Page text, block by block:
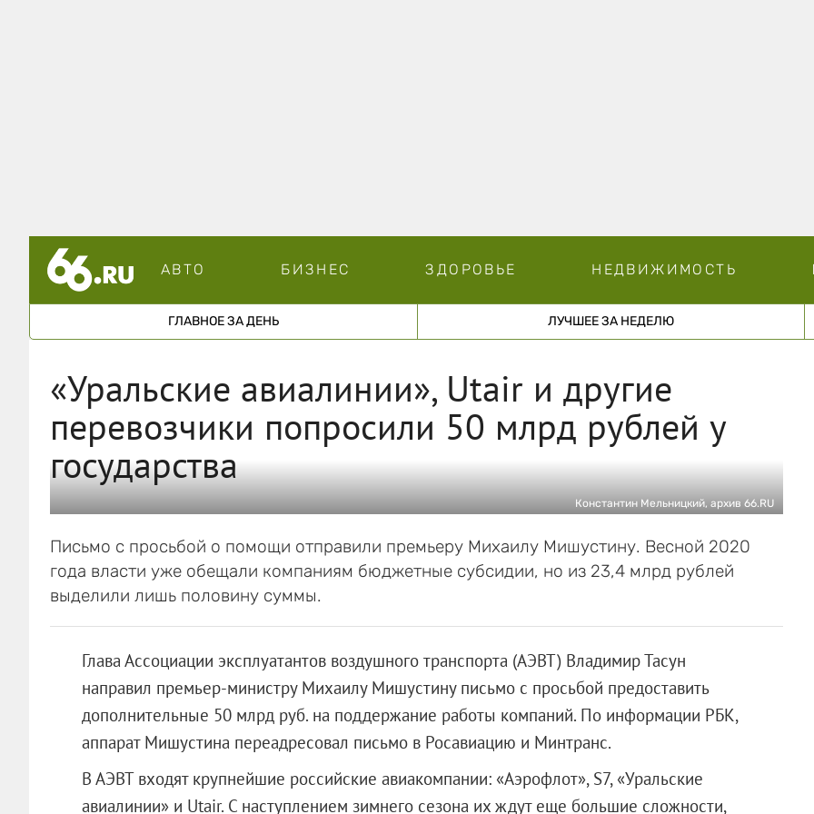
АВТО БИЗНЕС ЗДОРОВЬЕ НЕДВИЖИМОСТЬ
ГЛАВНОЕ ЗА ДЕНЬ ЛУЧШЕЕ ЗА НЕДЕЛЮ
«Уральские авиалинии», Utair и другие
перевозчики попросили 50 млрд рублей у
государства
Константин Мельницкий, архив 66.RU
Письмо с просьбой о помощи отправили премьеру Михаилу Мишустину. Весной 2020
года власти уже обещали компаниям бюджетные субсидии, но из 23,4 млрд рублей
выделили лишь половину суммы.
Глава Ассоциации эксплуатантов воздушного транспорта (АЭВТ) Владимир Тасун
направил премьер-министру Михаилу Мишустину письмо с просьбой предоставить
дополнительные 50 млрд руб. на поддержание работы компаний. По информации РБК,
аппарат Мишустина переадресовал письмо в Росавиацию и Минтранс.
В АЭВТ входят крупнейшие российские авиакомпании: «Аэрофлот», S7, «Уральские
авиалинии» и Utair. С наступлением зимнего сезона их ждут еще большие сложности,